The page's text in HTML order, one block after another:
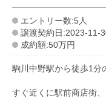
エントリー数:5人
譲渡契約日:2023-11-
成約額:50万円
駒川中野駅から徒歩1分
すぐ近くに駅前商店街